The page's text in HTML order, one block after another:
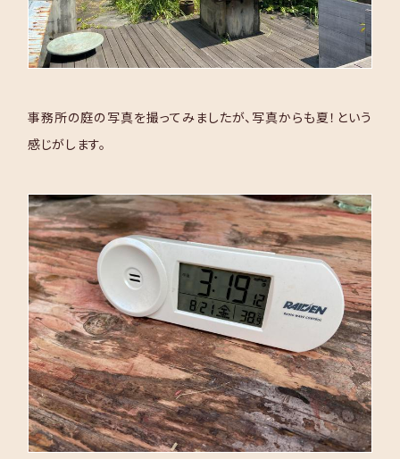
事務所の庭の写真を撮ってみましたが、写真からも夏！という
感じがします。